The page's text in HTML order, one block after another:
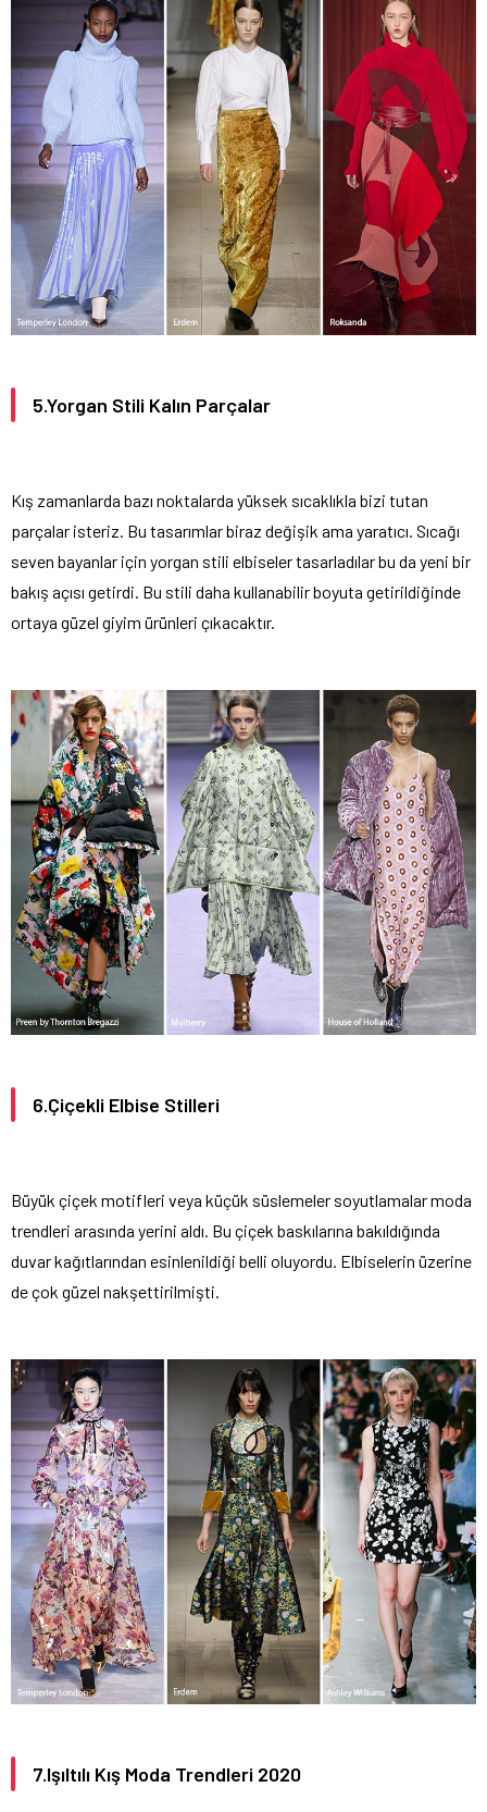
5.Yorgan Stili Kalın Parçalar
Kış zamanlarda bazı noktalarda yüksek sıcaklıkla bizi tutan
parçalar isteriz. Bu tasarımlar biraz değişik ama yaratıcı. Sıcağı
seven bayanlar için yorgan stili elbiseler tasarladılar bu da yeni bir
bakış açısı getirdi. Bu stili daha kullanabilir boyuta getirildiğinde
ortaya güzel giyim ürünleri çıkacaktır.
6.Çiçekli Elbise Stilleri
Büyük çiçek motifleri veya küçük süslemeler soyutlamalar moda
trendleri arasında yerini aldı. Bu çiçek baskılarına bakıldığında
duvar kağıtlarından esinlenildiği belli oluyordu. Elbiselerin üzerine
de çok güzel nakşettirilmişti.
7.Işıltılı Kış Moda Trendleri 2020